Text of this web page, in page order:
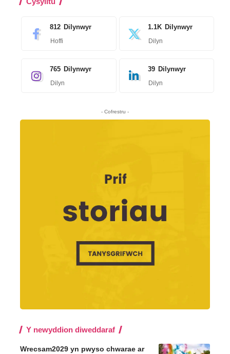
812 Dilynwyr
Hoffi
1.1K Dilynwyr
Dilyn
765 Dilynwyr
Dilyn
39 Dilynwyr
Dilyn
- Cofrestru -
Y newyddion diweddaraf
Wrecsam2029 yn pwyso chwarae ar